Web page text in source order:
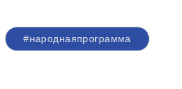
#народнаяпрограмма